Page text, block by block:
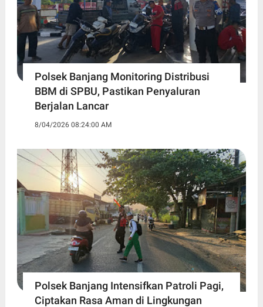
Polsek Banjang Monitoring Distribusi
BBM di SPBU, Pastikan Penyaluran
Berjalan Lancar
8/04/2026 08:24:00 AM
Polsek Banjang Intensifkan Patroli Pagi,
Ciptakan Rasa Aman di Lingkungan